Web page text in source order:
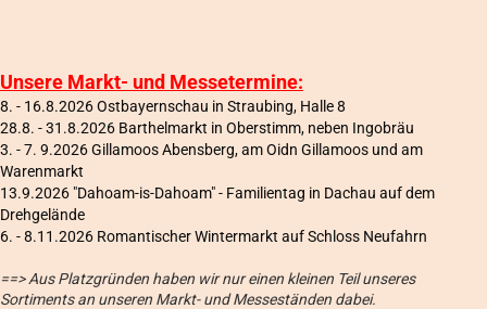
Unsere Markt- und Messetermine:
8. - 16.8.2026 Ostbayernschau in Straubing, Halle 8
28.8. - 31.8.2026 Barthelmarkt in Oberstimm, neben Ingobräu
3. - 7. 9.2026 Gillamoos Abensberg, am Oidn Gillamoos und am
Warenmarkt
13.9.2026 "Dahoam-is-Dahoam" - Familientag in Dachau auf dem
Drehgelände
6. - 8.11.2026 Romantischer Wintermarkt auf Schloss Neufahrn
==> Aus Platzgründen haben wir nur einen kleinen Teil unseres
Sortiments an unseren Markt- und Messeständen dabei.